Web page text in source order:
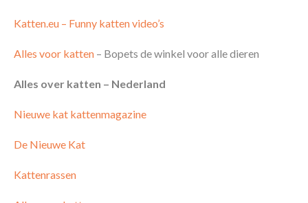
Katten.eu – Funny katten video’s
Alles voor katten – Bopets de winkel voor alle dieren
Alles over katten – Nederland
Nieuwe kat kattenmagazine
De Nieuwe Kat
Kattenrassen